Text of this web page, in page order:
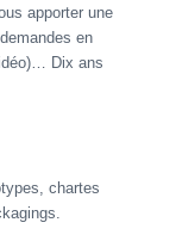
apporter une
en
Dix ans
chartes